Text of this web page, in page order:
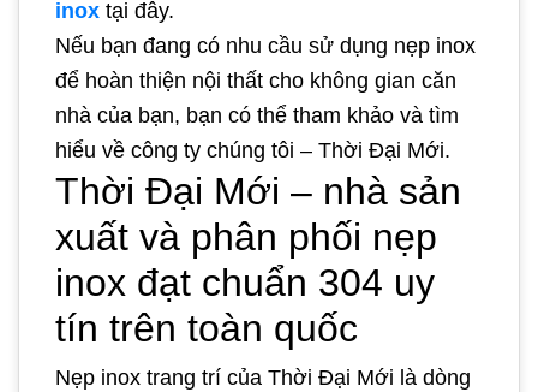
inox tại đây.
Nếu bạn đang có nhu cầu sử dụng nẹp inox
để hoàn thiện nội thất cho không gian căn
nhà của bạn, bạn có thể tham khảo và tìm
hiểu về công ty chúng tôi – Thời Đại Mới.
Thời Đại Mới – nhà sản
xuất và phân phối nẹp
inox đạt chuẩn 304 uy
tín trên toàn quốc
Nẹp inox trang trí của Thời Đại Mới là dòng